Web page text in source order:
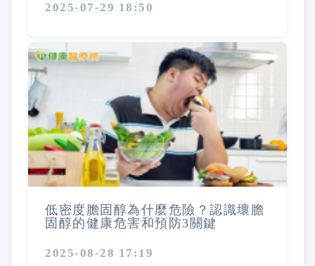
2025-07-29 18:50
低密度膽固醇為什麼危險？認識壞膽
固醇的健康危害和預防3關鍵
2025-08-28 17:19